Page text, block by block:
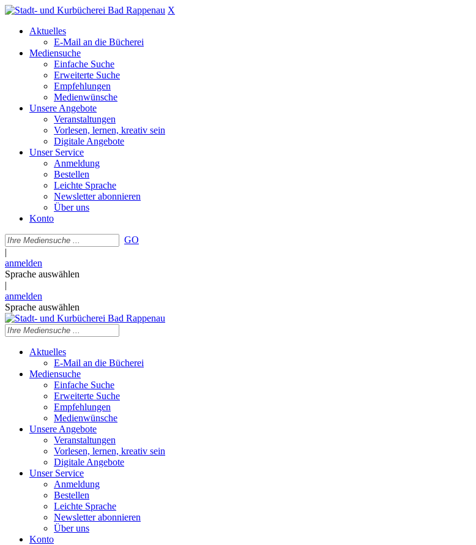
X
Aktuelles
E-Mail an die Bücherei
Mediensuche
Einfache Suche
Erweiterte Suche
Empfehlungen
Medienwünsche
Unsere Angebote
Veranstaltungen
Vorlesen, lernen, kreativ sein
Digitale Angebote
Unser Service
Anmeldung
Bestellen
Leichte Sprache
Newsletter abonnieren
Über uns
Konto
GO
|
anmelden
Sprache auswählen
|
anmelden
Sprache auswählen
Aktuelles
E-Mail an die Bücherei
Mediensuche
Einfache Suche
Erweiterte Suche
Empfehlungen
Medienwünsche
Unsere Angebote
Veranstaltungen
Vorlesen, lernen, kreativ sein
Digitale Angebote
Unser Service
Anmeldung
Bestellen
Leichte Sprache
Newsletter abonnieren
Über uns
Konto